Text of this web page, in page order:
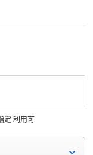
定 利用可